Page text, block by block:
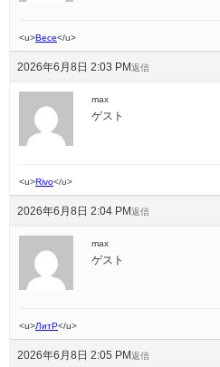
<u>Весе</u>
2026年6月8日 2:03 PM 返信
max
ゲスト
<u>Rivo</u>
2026年6月8日 2:04 PM 返信
max
ゲスト
<u>ЛитР</u>
2026年6月8日 2:05 PM 返信